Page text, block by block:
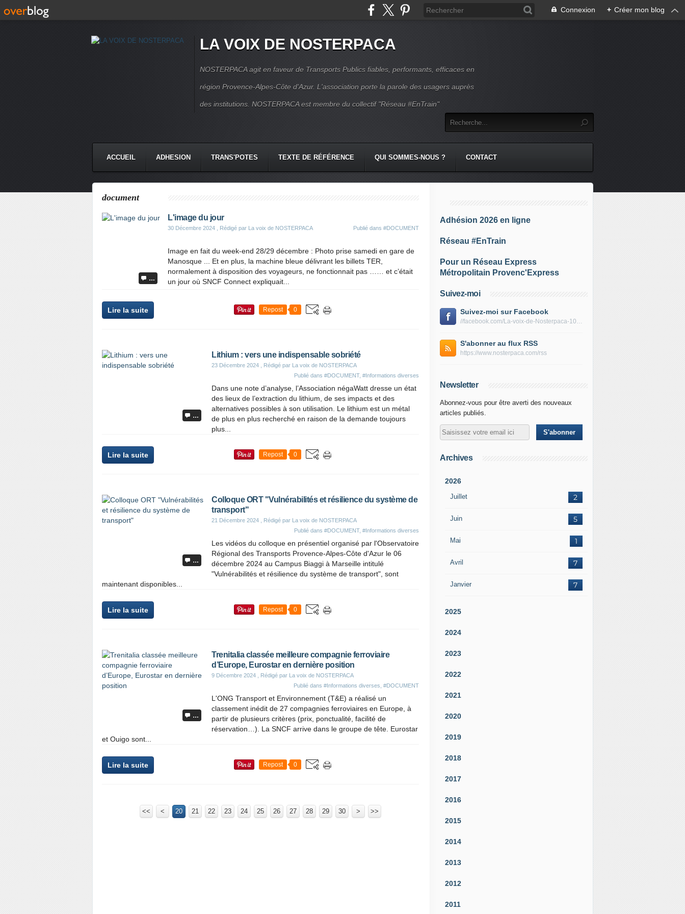
Connexion + Créer mon blog
LA VOIX DE NOSTERPACA
NOSTERPACA agit en faveur de Transports Publics fiables, performants, efficaces en
région Provence-Alpes-Côte d'Azur. L'association porte la parole des usagers auprès
des institutions. NOSTERPACA est membre du collectif "Réseau #EnTrain"
ACCUEIL ADHESION TRANS'POTES TEXTE DE RÉFÉRENCE QUI SOMMES-NOUS ? CONTACT
document
…
L'image du jour
30 Décembre 2024 , Rédigé par La voix de NOSTERPACA Publié dans #DOCUMENT
Image en fait du week-end 28/29 décembre : Photo prise samedi en gare de
Manosque ... Et en plus, la machine bleue délivrant les billets TER,
normalement à disposition des voyageurs, ne fonctionnait pas …… et c’était
un jour où SNCF Connect expliquait...
Lire la suite Repost 0
…
Lithium : vers une indispensable sobriété
23 Décembre 2024 , Rédigé par La voix de NOSTERPACA
Publié dans #DOCUMENT, #Informations diverses
Dans une note d’analyse, l’Association négaWatt dresse un état
des lieux de l’extraction du lithium, de ses impacts et des
alternatives possibles à son utilisation. Le lithium est un métal
de plus en plus recherché en raison de la demande toujours
plus...
Lire la suite Repost 0
…
Colloque ORT "Vulnérabilités et résilience du système de
transport"
21 Décembre 2024 , Rédigé par La voix de NOSTERPACA
Publié dans #DOCUMENT, #Informations diverses
Les vidéos du colloque en présentiel organisé par l'Observatoire
Régional des Transports Provence-Alpes-Côte d'Azur le 06
décembre 2024 au Campus Biaggi à Marseille intitulé
"Vulnérabilités et résilience du système de transport", sont
maintenant disponibles...
Lire la suite Repost 0
…
Trenitalia classée meilleure compagnie ferroviaire
d’Europe, Eurostar en dernière position
9 Décembre 2024 , Rédigé par La voix de NOSTERPACA
Publié dans #Informations diverses #DOCUMENT
L'ONG Transport et Environnement (T&E) a réalisé un
classement inédit de 27 compagnies ferroviaires en Europe, à
partir de plusieurs critères (prix, ponctualité, facilité de
réservation…). La SNCF arrive dans le groupe de tête. Eurostar
et Ouigo sont...
Lire la suite Repost 0
<< < 10
20 21 22 23 24 25 26 27 28 29 30 40
50
60
70
80
90
100
200
300
400
500
600
> >>
Adhésion 2026 en ligne
Réseau #EnTrain
Pour un Réseau Express
Métropolitain Provenc'Express
Suivez-moi
Suivez-moi sur Facebook
//facebook.com/La-voix-de-Nosterpaca-106434384284735
S'abonner au flux RSS
https://www.nosterpaca.com/rss
Newsletter
Abonnez-vous pour être averti des nouveaux
articles publiés.
Archives
2026
Juillet 2
Juin 5
Mai 1
Avril 7
Janvier 7
2025
2024
2023
2022
2021
2020
2019
2018
2017
2016
2015
2014
2013
2012
2011